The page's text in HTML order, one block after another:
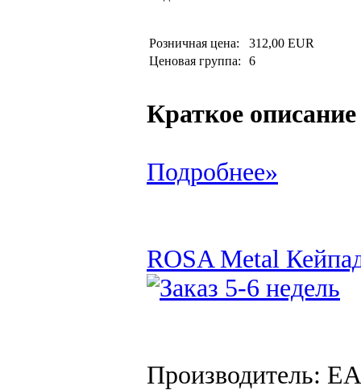
Розничная цена:
312,00 EUR
Ценовая группа:
6
Краткое описание
Подробнее»
ROSA Metal
Производитель: